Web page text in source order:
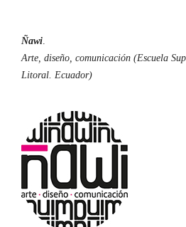
Ñawi
Arte, diseño, comunicación (Escuela
Litoral. Ecuador)